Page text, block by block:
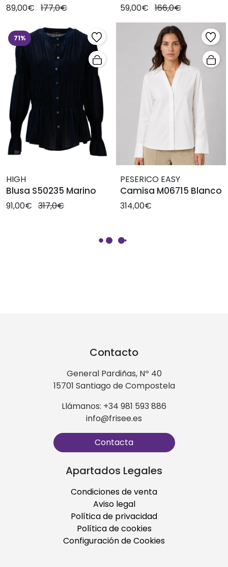
89,00€ 177,0€ 59,00€ 166,0€
71%
HIGH
Blusa S50235 Marino
91,00€ 317,0€
PESERICO EASY
Camisa M06715 Blanco
314,00€
Contacto
General Pardiñas, Nº 40
15701 Santiago de Compostela
Llámanos: +34 981 593 886
info@frisee.es
Contacta
Apartados Legales
Condiciones de venta
Aviso legal
Política de privacidad
Política de cookies
Configuración de Cookies